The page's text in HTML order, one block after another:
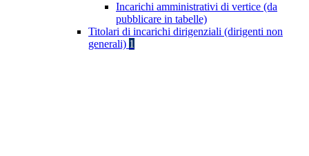
Incarichi amministrativi di vertice (da
pubblicare in tabelle)
Titolari di incarichi dirigenziali (dirigenti non
generali) 1